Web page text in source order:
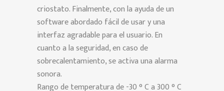
criostato. Finalmente, con la ayuda de un
software abordado fácil de usar y una
interfaz agradable para el usuario. En
cuanto a la seguridad, en caso de
sobrecalentamiento, se activa una alarma
sonora.
Rango de temperatura de -30 ° C a 300 ° C